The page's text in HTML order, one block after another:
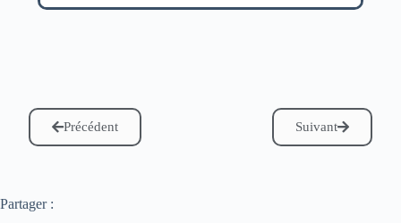
Précédent Suivant
Partager :